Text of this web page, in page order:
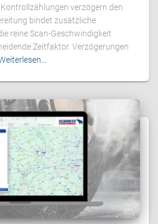
verzögern den
bindet zusätzliche
reine Scan-Geschwindigkeit
Zeitfaktor. Verzögerungen